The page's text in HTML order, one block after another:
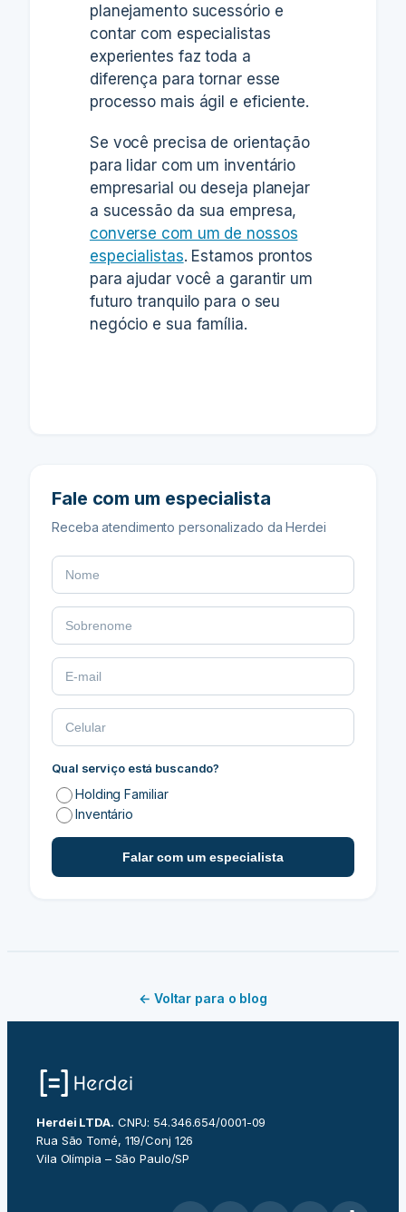
planejamento sucessório e
contar com especialistas
experientes faz toda a
diferença para tornar esse
processo mais ágil e eficiente.
Se você precisa de orientação
para lidar com um inventário
empresarial ou deseja planejar
a sucessão da sua empresa,
converse com um de nossos
especialistas. Estamos prontos
para ajudar você a garantir um
futuro tranquilo para o seu
negócio e sua família.
Fale com um especialista
Receba atendimento personalizado da Herdei
Qual serviço está buscando?
Holding Familiar
Inventário
Falar com um especialista
← Voltar para o blog
Herdei LTDA. CNPJ: 54.346.654/0001-09
Rua São Tomé, 119/Conj 126
Vila Olímpia – São Paulo/SP